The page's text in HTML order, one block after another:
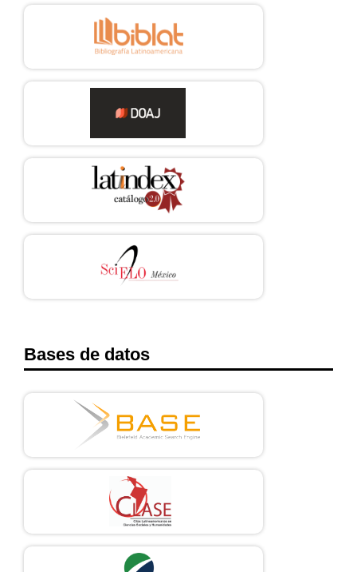
Bases de datos